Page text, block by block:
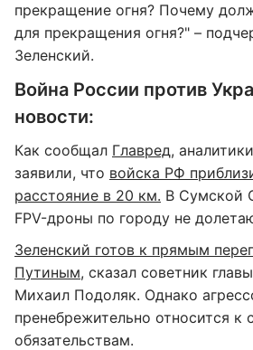
прекращение огня? Почему
для прекращения огня?" –
Зеленский.
Война России против
новости:
Как сообщал Главред,
заявили, что войска РФ
расстояние в 20 км. В Сумской
FPV-дроны по городу не
Зеленский готов к прямым
Путиным, сказал советник
Михаил Подоляк. Однако
пренебрежительно относится к
обязательствам.